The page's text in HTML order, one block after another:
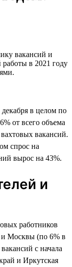
вакансий и
работы в 2021 году
в целом по
от всего объема
вакансий.
спрос на
вырос на 43%.
и
работников
и Москвы (по 6% в
с начала
и Иркутская